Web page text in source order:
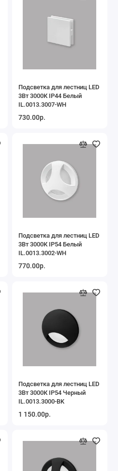
Подсветка для лестниц LED
3Вт 3000К IP44 Белый
IL.0013.3007-WH
730.00р.
Подсветка для лестниц LED
3Вт 3000К IP54 Белый
IL.0013.3002-WH
770.00р.
Подсветка для лестниц LED
3Вт 3000К IP54 Черный
IL.0013.3000-BK
1 150.00р.